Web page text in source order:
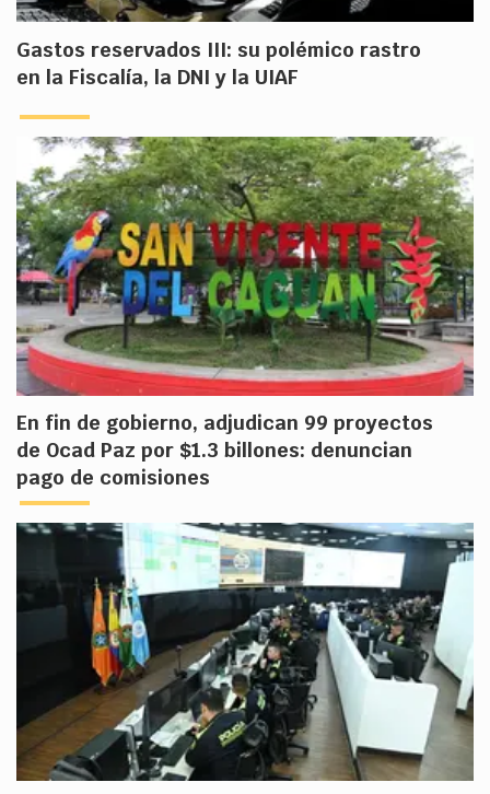
Gastos reservados III: su polémico rastro
en la Fiscalía, la DNI y la UIAF
En fin de gobierno, adjudican 99 proyectos
de Ocad Paz por $1.3 billones: denuncian
pago de comisiones